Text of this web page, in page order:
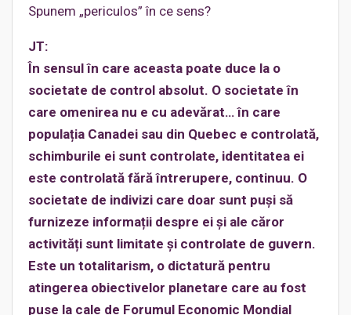
Spunem „periculos” în ce sens?
JT:
În sensul în care aceasta poate duce la o
societate de control absolut. O societate în
care omenirea nu e cu adevărat… în care
populația Canadei sau din Quebec e controlată,
schimburile ei sunt controlate, identitatea ei
este controlată fără întrerupere, continuu. O
societate de indivizi care doar sunt puși să
furnizeze informații despre ei și ale căror
activități sunt limitate și controlate de guvern.
Este un totalitarism, o dictatură pentru
atingerea obiectivelor planetare care au fost
puse la cale de Forumul Economic Mondial